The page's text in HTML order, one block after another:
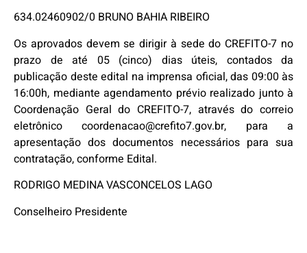
634.02460902/0 BRUNO BAHIA RIBEIRO
Os aprovados devem se dirigir à sede do CREFITO-7 no
prazo de até 05 (cinco) dias úteis, contados da
publicação deste edital na imprensa oficial, das 09:00 às
16:00h, mediante agendamento prévio realizado junto à
Coordenação Geral do CREFITO-7, através do correio
eletrônico coordenacao@crefito7.gov.br, para a
apresentação dos documentos necessários para sua
contratação, conforme Edital.
RODRIGO MEDINA VASCONCELOS LAGO
Conselheiro Presidente